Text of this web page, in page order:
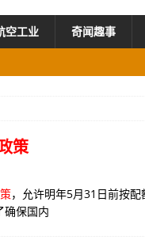
空工业 奇闻趣事
策
，允许明年5月31日前按
确保国内